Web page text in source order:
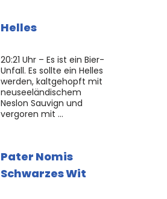
Helles
20:21 Uhr – Es ist ein Bier-
Unfall. Es sollte ein Helles
werden, kaltgehopft mit
neuseeländischem
Neslon Sauvign und
vergoren mit …
Pater Nomis
Schwarzes Wit